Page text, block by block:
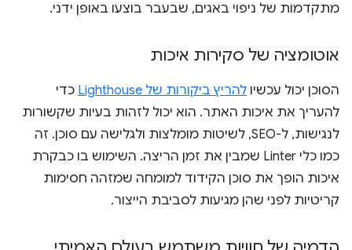
מתקדמות של ניפוי באגים, שבעבר בוצעו באופן ידני.
אוטומציה של סקירות איכות
הסוכן יכול עכשיו להריץ ביקורות של Lighthouse
כדי
להעריך את איכות האתר. הוא יכול לזהות בעיות שקשורות
לנגישות, ל-SEO, לשיטות מומלצות ולגלישה עם סוכן. זה
כמו כלי Linter שמבין את זמן הריצה. השימוש בו כבקרת
איכות הופך את סוכן הקידוד למומחה שמזהה חסימות
קריטיות לפני שהן מגיעות לסביבת הייצור.